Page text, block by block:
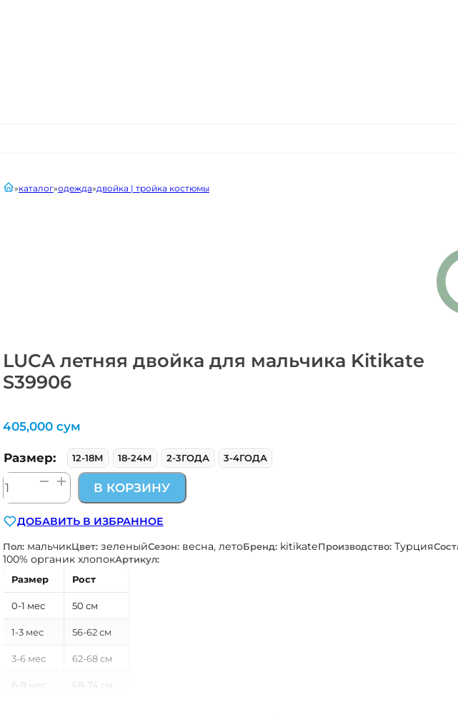
LUCA летняя двойка для мальчика Kitikate
S39906
главнаякаталог одежда двойка | тройка костюмы
405,000 сум
Размер: 12-18М 18-24М 2-3ГОДА 3-4ГОДА
Количество
товара
летняя
двойка
для
мальчика
Kitikate
S39906
В КОРЗИНУ
ДОБАВИТЬ В ИЗБРАННОЕ
Пол: мальчикЦвет: зеленыйСезон: весна, летоБренд: kitikateПроизводство: Турция
100% органик хлопокАртикул:
Размер
Рост
0-1 мес 50 см
1-3 мес 56-62 см
3-6 мес 62-68 см
6-9 мес 68-74 см